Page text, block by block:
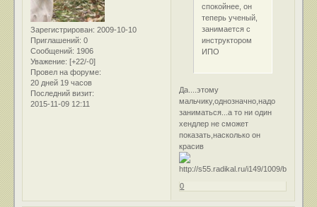
Зарегистрирован: 2009-10-10
Приглашений: 0
Сообщений: 1906
Уважение: [+22/-0]
Провел на форуме:
20 дней 19 часов
Последний визит:
2015-11-09 12:11
спокойнее, он
теперь ученый,
занимается с
инструктором
ИПО
Да....этому
мальчику,однозначно,надо
заниматься...а то ни один
хендлер не сможет
показать,насколько он
красив
0